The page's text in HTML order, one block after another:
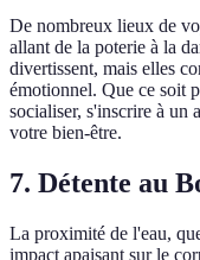
De nombreux lieux de
allant de la poterie à la
divertissent, mais elles
émotionnel. Que ce soit
socialiser, s'inscrire à un
votre bien-être.
7. Détente au
La proximité de l'eau,
impact apaisant sur le